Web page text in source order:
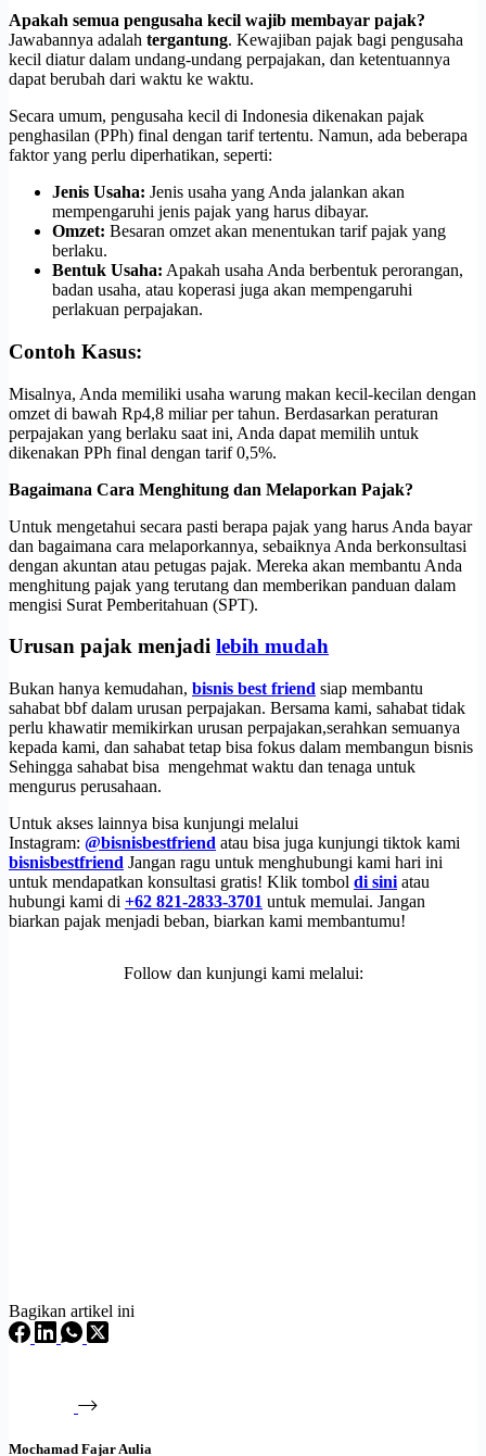
Apakah semua pengusaha kecil wajib membayar pajak?
Jawabannya adalah tergantung. Kewajiban pajak bagi pengusaha
kecil diatur dalam undang-undang perpajakan, dan ketentuannya
dapat berubah dari waktu ke waktu.
Secara umum, pengusaha kecil di Indonesia dikenakan pajak
penghasilan (PPh) final dengan tarif tertentu. Namun, ada beberapa
faktor yang perlu diperhatikan, seperti:
Jenis Usaha: Jenis usaha yang Anda jalankan akan
mempengaruhi jenis pajak yang harus dibayar.
Omzet: Besaran omzet akan menentukan tarif pajak yang
berlaku.
Bentuk Usaha: Apakah usaha Anda berbentuk perorangan,
badan usaha, atau koperasi juga akan mempengaruhi
perlakuan perpajakan.
Contoh Kasus:
Misalnya, Anda memiliki usaha warung makan kecil-kecilan dengan
omzet di bawah Rp4,8 miliar per tahun. Berdasarkan peraturan
perpajakan yang berlaku saat ini, Anda dapat memilih untuk
dikenakan PPh final dengan tarif 0,5%.
Bagaimana Cara Menghitung dan Melaporkan Pajak?
Untuk mengetahui secara pasti berapa pajak yang harus Anda bayar
dan bagaimana cara melaporkannya, sebaiknya Anda berkonsultasi
dengan akuntan atau petugas pajak. Mereka akan membantu Anda
menghitung pajak yang terutang dan memberikan panduan dalam
mengisi Surat Pemberitahuan (SPT).
Urusan pajak menjadi lebih mudah
Bukan hanya kemudahan, bisnis best friend siap membantu
sahabat bbf dalam urusan perpajakan. Bersama kami, sahabat tidak
perlu khawatir memikirkan urusan perpajakan,serahkan semuanya
kepada kami, dan sahabat tetap bisa fokus dalam membangun bisnis
Sehingga sahabat bisa mengehmat waktu dan tenaga untuk
mengurus perusahaan.
Untuk akses lainnya bisa kunjungi melalui
Instagram: @bisnisbestfriend atau bisa juga kunjungi tiktok kami
bisnisbestfriend Jangan ragu untuk menghubungi kami hari ini
untuk mendapatkan konsultasi gratis! Klik tombol di sini atau
hubungi kami di +62 821-2833-3701 untuk memulai. Jangan
biarkan pajak menjadi beban, biarkan kami membantumu!
Follow dan kunjungi kami melalui:
Bagikan artikel ini
Mochamad Fajar Aulia